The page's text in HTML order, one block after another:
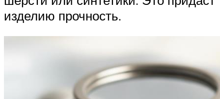
изделию прочность.